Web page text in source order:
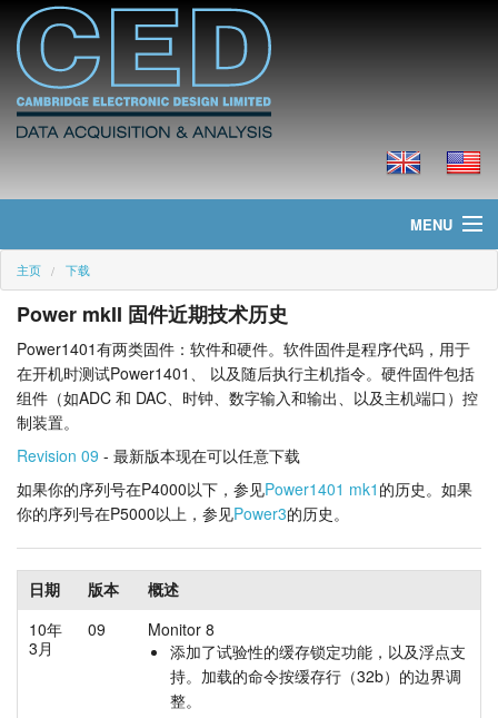
MENU
主页
新聞
产品
价格
教程
支持
经销商
主页 下载
Power mkII 固件近期技术历史
Power1401有两类固件：软件和硬件。软件固件是程序代码，用于
在开机时测试Power1401、 以及随后执行主机指令。硬件固件包括
组件（如ADC 和 DAC、时钟、数字输入和输出、以及主机端口）控
制装置。
Revision 09 - 最新版本现在可以任意下载
如果你的序列号在P4000以下，参见Power1401 mk1 的历史。如果
你的序列号在P5000以上，参见Power3的历史。
日期 版本
概述
10年
3月
09
Monitor 8
添加了试验性的缓存锁定功能，以及浮点支
持。加载的命令按缓存行（32b）的边界调
整。